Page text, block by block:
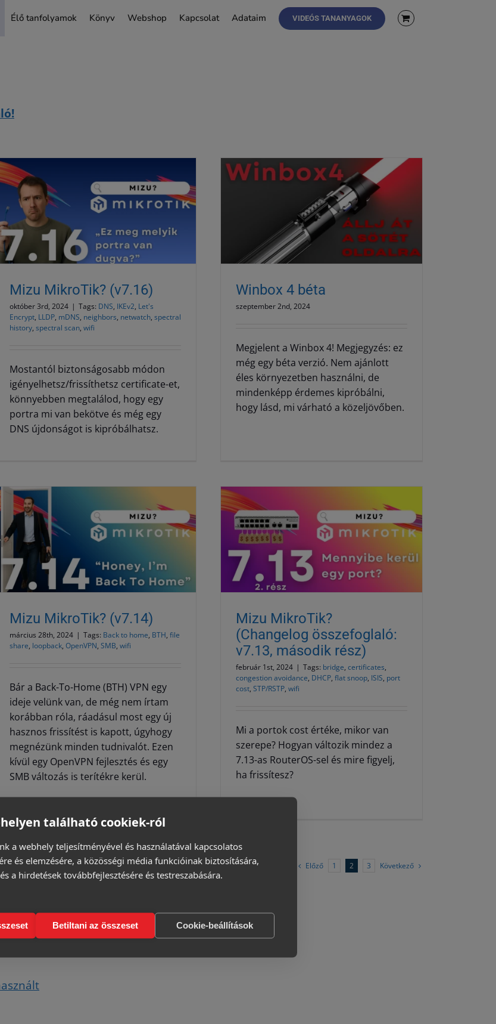
Élő tanfolyamok Könyv Webshop Kapcsolat Adataim VIDEÓS TANANYAGOK
Mizu MikroTik? (v7.16)
október 3rd, 2024 | Tags: DNS, IKEv2, Let's
Encrypt, LLDP, mDNS, neighbors, netwatch, spectral
history, spectral scan, wifi
Mostantól biztonságosabb módon
igényelhetsz/frissíthetsz certificate-et,
könnyebben megtalálod, hogy egy
portra mi van bekötve és még egy
DNS újdonságot is kipróbálhatsz.
Uncategorized @hu
Winbox 4 béta
szeptember 2nd, 2024
Megjelent a Winbox 4! Megjegyzés: ez
még egy béta verzió. Nem ajánlott
éles környezetben használni, de
mindenképp érdemes kipróbálni,
hogy lásd, mi várható a közeljövőben.
Mizu MikroTik? (v7.14)
március 28th, 2024 | Tags: Back to home, BTH, file
share, loopback, OpenVPN, SMB, wifi
Bár a Back-To-Home (BTH) VPN egy
ideje velünk van, de még nem írtam
korábban róla, ráadásul most egy új
hasznos frissítést is kapott, úgyhogy
megnézünk minden tudnivalót. Ezen
kívül egy OpenVPN fejlesztés és egy
SMB változás is terítékre kerül.
Mizu MikroTik? (Changelog
összefoglaló: v7.13, második rész)
Uncategorized @hu
Mizu MikroTik?
(Changelog összefoglaló:
v7.13, második rész)
február 1st, 2024 | Tags: bridge, certificates,
congestion avoidance, DHCP, flat snoop, ISIS, port
cost, STP/RSTP, wifi
Mi a portok cost értéke, mikor van
szerepe? Hogyan változik mindez a
7.13-as RouterOS-sel és mire figyelj,
ha frissítesz?
Előző 1 2 3 Következő
ekben.
található cookiek-ról
a webhely teljesítményével és használatával kapcsolatos
és elemzésére, a közösségi média funkcióinak biztosítására,
a hirdetések továbbfejlesztésére és testreszabására.
Betiltani az összeset Cookie-beállítások